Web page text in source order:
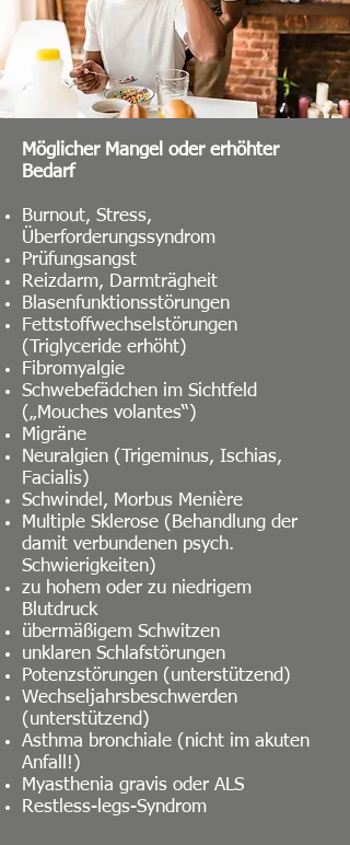
Möglicher Mangel oder erhöhter
Bedarf
Burnout, Stress,
Überforderungssyndrom
Prüfungsangst
Reizdarm, Darmträgheit
Blasenfunktionsstörungen
Fettstoffwechselstörungen
(Triglyceride erhöht)
Fibromyalgie
Schwebefädchen im Sichtfeld
(„Mouches volantes“)
Migräne
Neuralgien (Trigeminus, Ischias,
Facialis)
Schwindel, Morbus Menière
Multiple Sklerose (Behandlung der
damit verbundenen psych.
Schwierigkeiten)
zu hohem oder zu niedrigem
Blutdruck
übermäßigem Schwitzen
unklaren Schlafstörungen
Potenzstörungen (unterstützend)
Wechseljahrsbeschwerden
(unterstützend)
Asthma bronchiale (nicht im akuten
Anfall!)
Myasthenia gravis oder ALS
Restless-legs-Syndrom